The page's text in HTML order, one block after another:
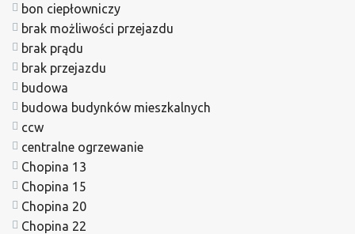
bon ciepłowniczy
brak możliwości przejazdu
brak prądu
brak przejazdu
budowa
budowa budynków mieszkalnych
ccw
centralne ogrzewanie
Chopina 13
Chopina 15
Chopina 20
Chopina 22